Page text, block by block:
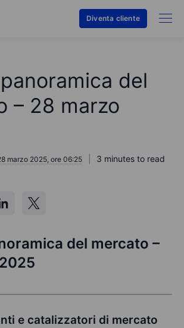
Diventa cliente
del
– 28 marzo
marzo 2025, ore 06:25
3 minutes to read
del mercato –
e catalizzatori di mercato